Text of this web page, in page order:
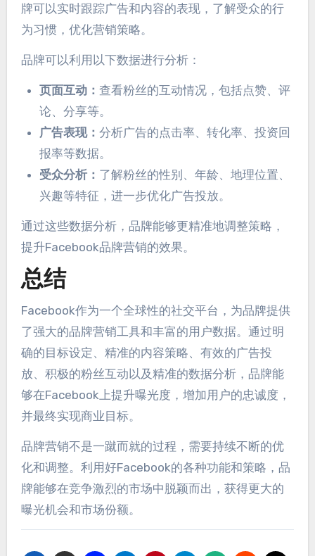
牌可以实时跟踪广告和内容的表现，了解受众的行
为习惯，优化营销策略。
品牌可以利用以下数据进行分析：
页面互动： 查看粉丝的互动情况，包括点赞、评
论、分享等。
广告表现： 分析广告的点击率、转化率、投资回
报率等数据。
受众分析： 了解粉丝的性别、年龄、地理位置、
兴趣等特征，进一步优化广告投放。
通过这些数据分析，品牌能够更精准地调整策略，
提升Facebook品牌营销的效果。
总结
Facebook作为一个全球性的社交平台，为品牌提供
了强大的品牌营销工具和丰富的用户数据。通过明
确的目标设定、精准的内容策略、有效的广告投
放、积极的粉丝互动以及精准的数据分析，品牌能
够在Facebook上提升曝光度，增加用户的忠诚度，
并最终实现商业目标。
品牌营销不是一蹴而就的过程，需要持续不断的优
化和调整。利用好Facebook的各种功能和策略，品
牌能够在竞争激烈的市场中脱颖而出，获得更大的
曝光机会和市场份额。